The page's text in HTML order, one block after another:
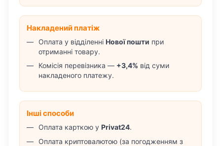
Накладений платіж
Оплата у відділенні Нової пошти при
отриманні товару.
Комісія перевізника — +3,4% від суми
накладеного платежу.
Інші способи
Оплата карткою у Privat24.
Оплата криптовалютою (за погодженням з